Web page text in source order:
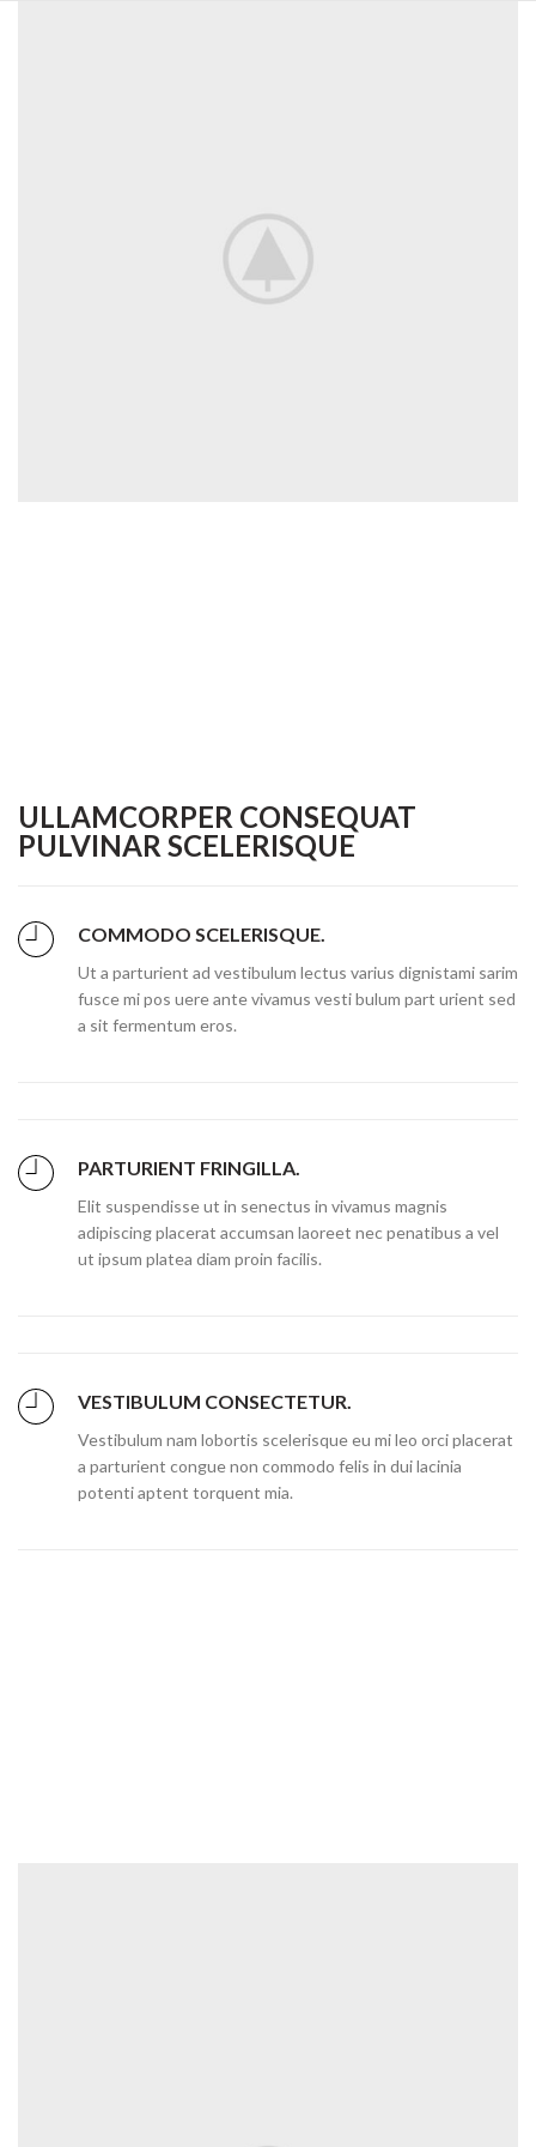
ULLAMCORPER CONSEQUAT
PULVINAR SCELERISQUE
COMMODO SCELERISQUE.
Ut a parturient ad vestibulum lectus varius dignistami sarim
fusce mi pos uere ante vivamus vesti bulum part urient sed
a sit fermentum eros.
PARTURIENT FRINGILLA.
Elit suspendisse ut in senectus in vivamus magnis
adipiscing placerat accumsan laoreet nec penatibus a vel
ut ipsum platea diam proin facilis.
VESTIBULUM CONSECTETUR.
Vestibulum nam lobortis scelerisque eu mi leo orci placerat
a parturient congue non commodo felis in dui lacinia
potenti aptent torquent mia.